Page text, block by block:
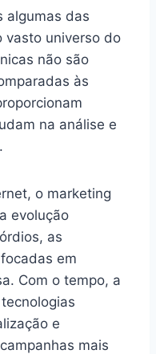
algumas das
vasto universo do
não são
às
na análise e
o marketing
evolução
as
em
Com o tempo, a
e
mais